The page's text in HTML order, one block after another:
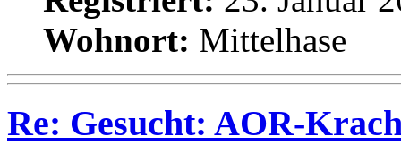
Wohnort: Mittelhase
Re: Gesucht: AOR-